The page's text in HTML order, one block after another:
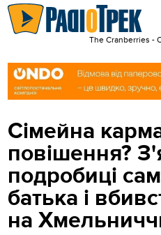
The Cranberries -
Сімейна
повішення?
подробиці
батька і
на